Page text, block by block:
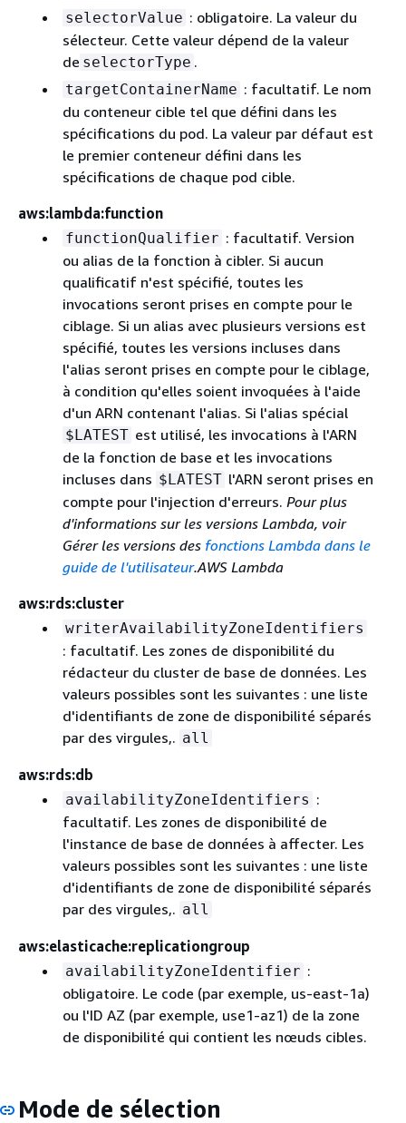
selectorValue : obligatoire. La valeur du
sélecteur. Cette valeur dépend de la valeur
de selectorType .
targetContainerName : facultatif. Le nom
du conteneur cible tel que défini dans les
spécifications du pod. La valeur par défaut est
le premier conteneur défini dans les
spécifications de chaque pod cible.
aws:lambda:function
functionQualifier : facultatif. Version
ou alias de la fonction à cibler. Si aucun
qualificatif n'est spécifié, toutes les
invocations seront prises en compte pour le
ciblage. Si un alias avec plusieurs versions est
spécifié, toutes les versions incluses dans
l'alias seront prises en compte pour le ciblage,
à condition qu'elles soient invoquées à l'aide
d'un ARN contenant l'alias. Si l'alias spécial
$LATEST est utilisé, les invocations à l'ARN
de la fonction de base et les invocations
incluses dans $LATEST l'ARN seront prises en
compte pour l'injection d'erreurs. Pour plus
d'informations sur les versions Lambda, voir
Gérer les versions des fonctions Lambda dans le
guide de l'utilisateur.AWS Lambda
aws:rds:cluster
writerAvailabilityZoneIdentifiers
: facultatif. Les zones de disponibilité du
rédacteur du cluster de base de données. Les
valeurs possibles sont les suivantes : une liste
d'identifiants de zone de disponibilité séparés
par des virgules,. all
aws:rds:db
availabilityZoneIdentifiers :
facultatif. Les zones de disponibilité de
l'instance de base de données à affecter. Les
valeurs possibles sont les suivantes : une liste
d'identifiants de zone de disponibilité séparés
par des virgules,. all
aws:elasticache:replicationgroup
availabilityZoneIdentifier :
obligatoire. Le code (par exemple, us-east-1a)
ou l'ID AZ (par exemple, use1-az1) de la zone
de disponibilité qui contient les nœuds cibles.
Mode de sélection